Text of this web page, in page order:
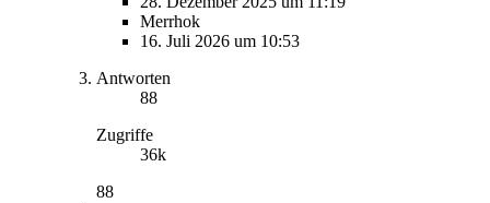
Merrhok
16. Juli 2026 um 10:53
Antworten
88
Zugriffe
36k
88